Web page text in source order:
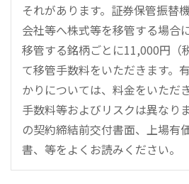
それがあります。証券保管振替
会社等へ株式等を移管する場合
移管する銘柄ごとに11,000円（
て移管手数料をいただきます。
かりについては、料金をいただ
手数料等およびリスクは異なり
の契約締結前交付書面、上場有
書、等をよくお読みください。